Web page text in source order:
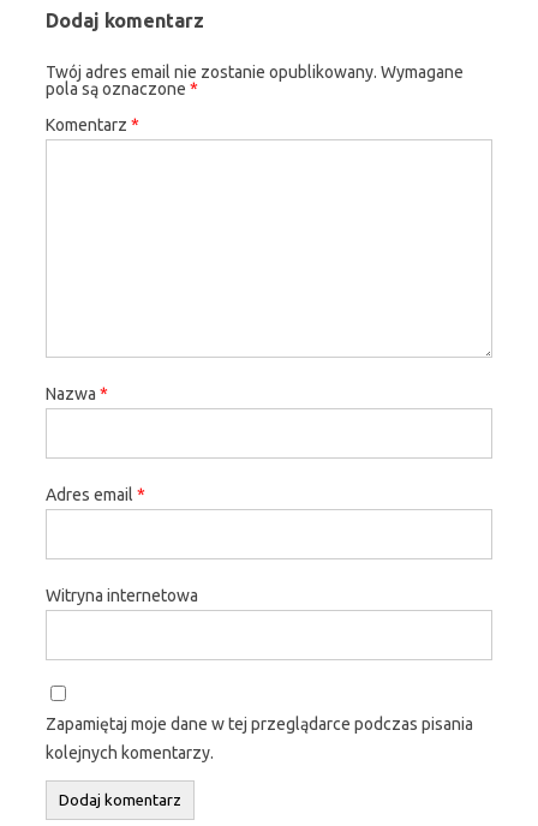
Dodaj komentarz
Twój adres email nie zostanie opublikowany. Wymagane
pola są oznaczone *
Komentarz *
Nazwa *
Adres email *
Witryna internetowa
Zapamiętaj moje dane w tej przeglądarce podczas pisania
kolejnych komentarzy.